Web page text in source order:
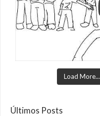
Load More...
Últimos Posts